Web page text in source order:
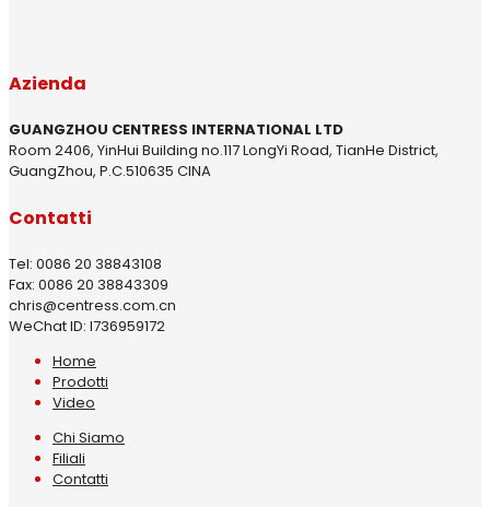
Azienda
GUANGZHOU CENTRESS INTERNATIONAL LTD
Room 2406, YinHui Building no.117 LongYi Road, TianHe District,
GuangZhou, P.C.510635 CINA
Contatti
Tel: 0086 20 38843108
Fax: 0086 20 38843309
chris@centress.com.cn
WeChat ID: I736959172
Home
Prodotti
Video
Chi Siamo
Filiali
Contatti